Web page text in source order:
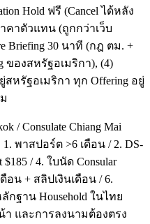
Hold ฟรี (Cancel ได้หลัง
าคาตัวแทน (ถูกกว่าเว็บ
Briefing 30 นาที (กฎ ตม. +
ของสหรัฐอเมริกา), (4)
สหรัฐอเมริกา ทุก Offering อยู่
/ Consulate Chiang Mai
พาสปอร์ต >6 เดือน / 2. DS-
$185 / 4. ใบนัด Consular
อน + สลิปเงินเดือน / 6.
ฐาน Household ในไทย
า และการลงนามต้องตรง